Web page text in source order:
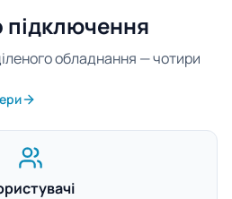
підключення
обладнання — чотири